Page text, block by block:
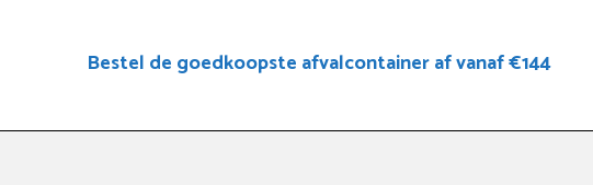
Bestel de goedkoopste afvalcontainer af vanaf €144